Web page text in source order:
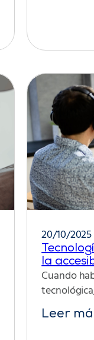
20/10/2025
la
Cuando
Leer